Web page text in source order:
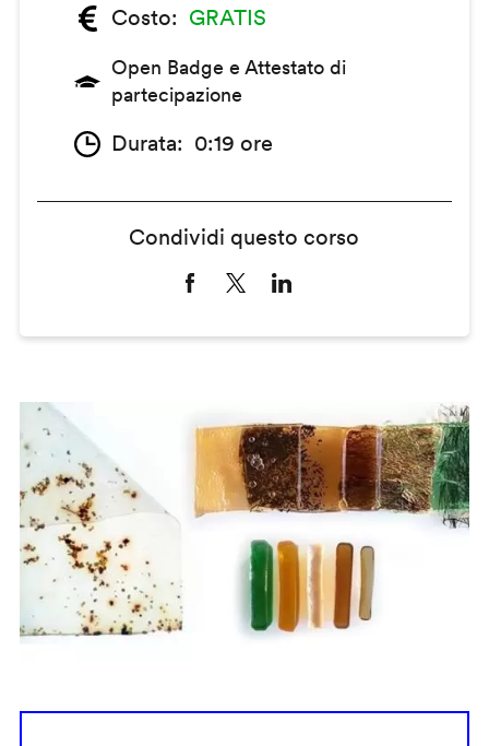
Costo
GRATIS
Open Badge e Attestato di
partecipazione
Durata 0:19 ore
Condividi questo corso